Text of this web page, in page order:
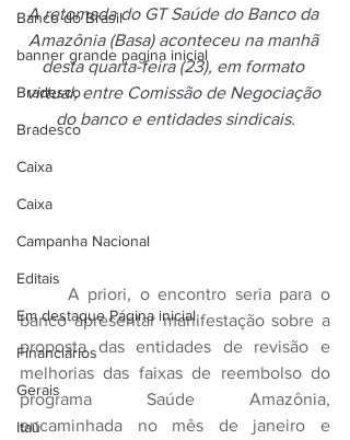
Banco do Brasil
banner grande pagina inicial
Bradesco
Bradesco
Caixa
Caixa
Campanha Nacional
Editais
Em destaque Página inicial
Financiários
Gerais
Itaú
A retomada do GT Saúde do Banco da
Amazônia (Basa) aconteceu na manhã
desta quarta-feira (23), em formato
virtual, entre Comissão de Negociação
do banco e entidades sindicais.
banco apresentar manifestação sobre a
proposta das entidades de revisão e
melhorias das faixas de reembolso do
programa Saúde Amazônia,
encaminhada no mês de janeiro e